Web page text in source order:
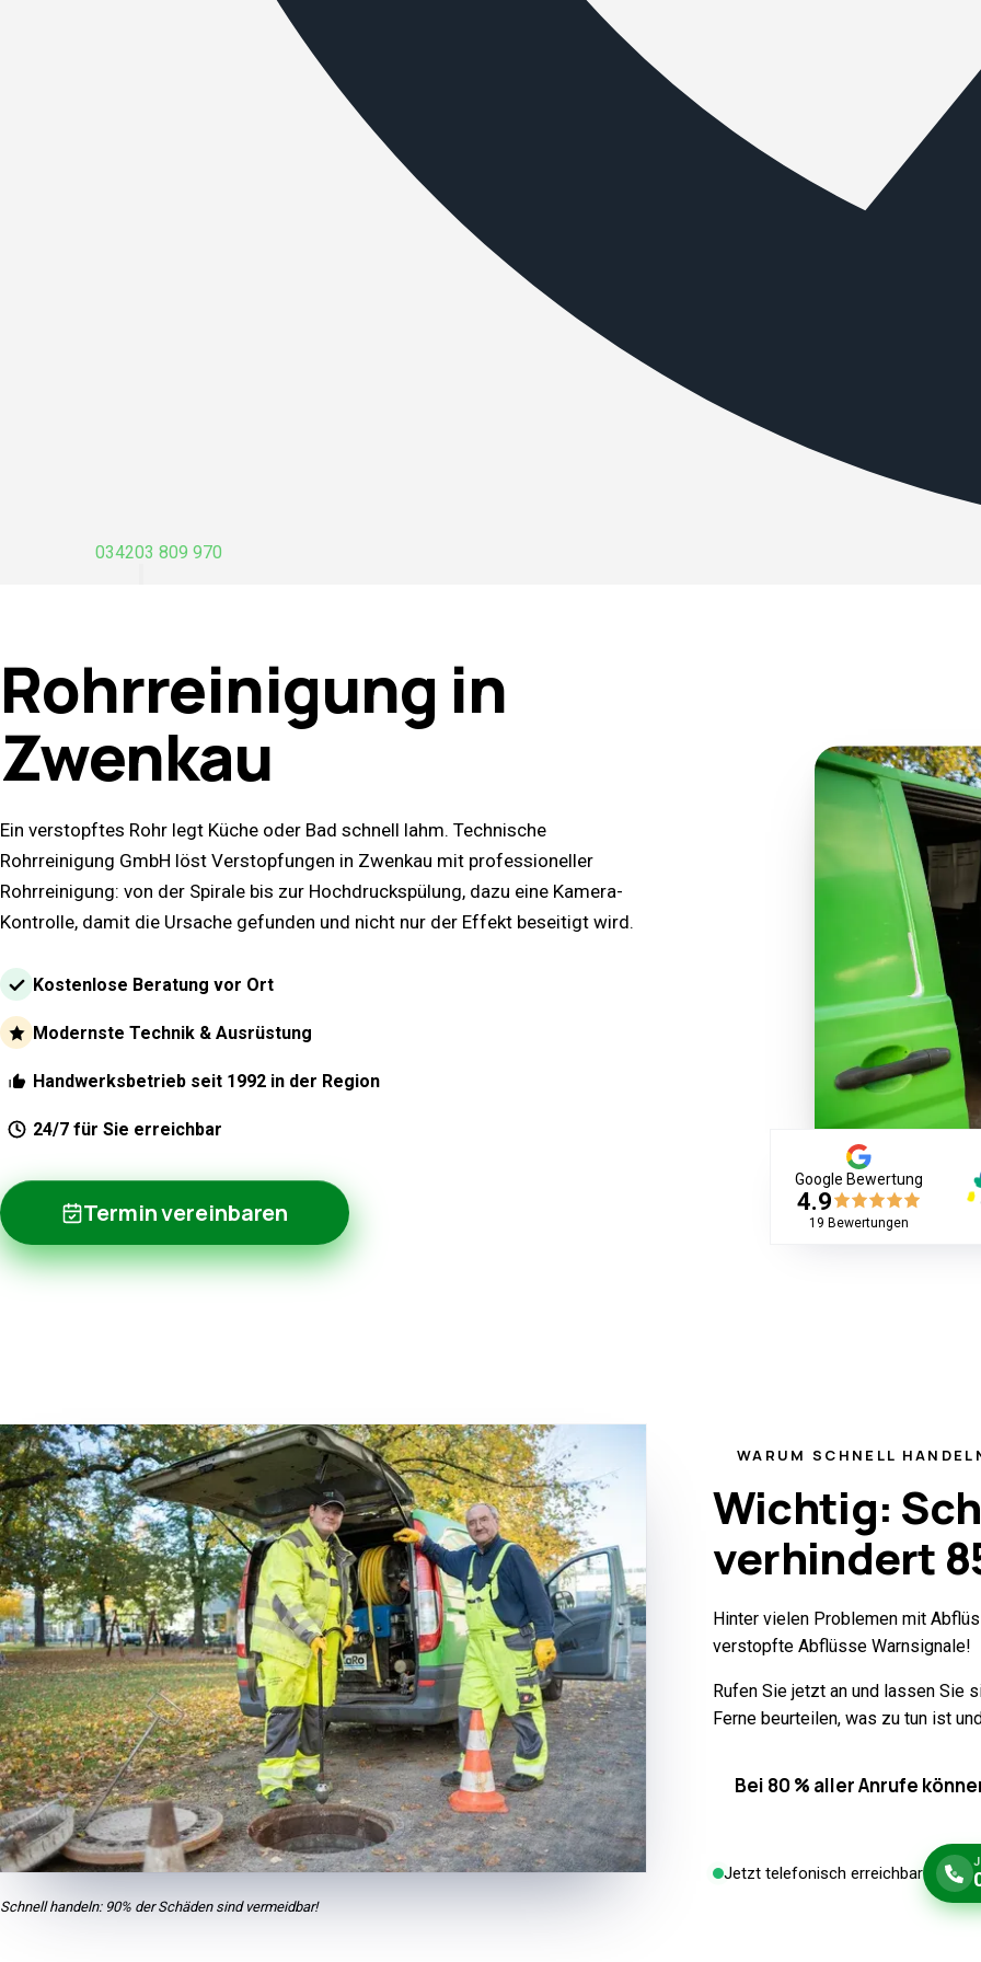
034203 809 970
Rohrreinigung in
Zwenkau
Ein verstopftes Rohr legt Küche oder Bad schnell lahm. Technische
Rohrreinigung GmbH löst Verstopfungen in Zwenkau mit professioneller
Rohrreinigung: von der Spirale bis zur Hochdruckspülung, dazu eine Kamera-
Kontrolle, damit die Ursache gefunden und nicht nur der Effekt beseitigt wird.
Kostenlose Beratung vor Ort
Modernste Technik & Ausrüstung
Handwerksbetrieb seit 1992 in der Region
24/7 für Sie erreichbar
Termin vereinbaren
Google Bewertung
4.9
19 Bewertungen
Schnell handeln: 90% der Schäden sind vermeidbar!
WARUM SCHNELL
Wichtig:
verhindert
Hinter vielen Problemen mit
verstopfte Abflüsse Warnsignale!
Rufen Sie jetzt an und lassen Sie
Ferne beurteilen, was zu tun ist
Bei 80 % aller Anrufe
Jetzt telefonisch erreichbar